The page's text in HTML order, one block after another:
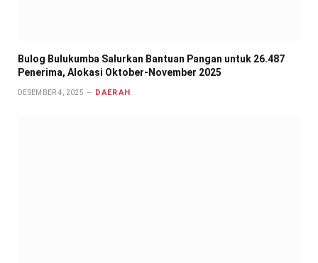
Bulog Bulukumba Salurkan Bantuan Pangan untuk 26.487
Penerima, Alokasi Oktober-November 2025
DESEMBER 4, 2025 DAERAH